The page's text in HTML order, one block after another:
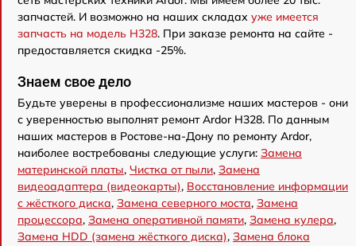
запчастей. И возможно на наших складах уже имеется
запчасть на модель H328. При заказе ремонта на сайте -
предоставляется скидка -25%.
Знаем свое дело
Будьте уверены в профессионализме наших мастеров - они
с уверенностью выполнят ремонт Ardor H328. По данным
наших мастеров в Ростове-на-Дону по ремонту Ardor,
наиболее востребованы следующие услуги: Замена
материнской платы, Чистка от пыли, Замена
видеоадаптера (видеокарты), Восстановление информации
с жёсткого диска, Замена северного моста, Замена
процессора, Замена оперативной памяти, Замена кулера,
Замена HDD (замена жёсткого диска), Замена блока